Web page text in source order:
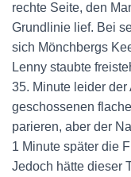
rechte Seite, den
Grundlinie lief. Bei
sich Mönchbergs
Lenny staubte
35. Minute leider
geschossenen
parieren, aber der
1 Minute später die
Jedoch hätte dieser